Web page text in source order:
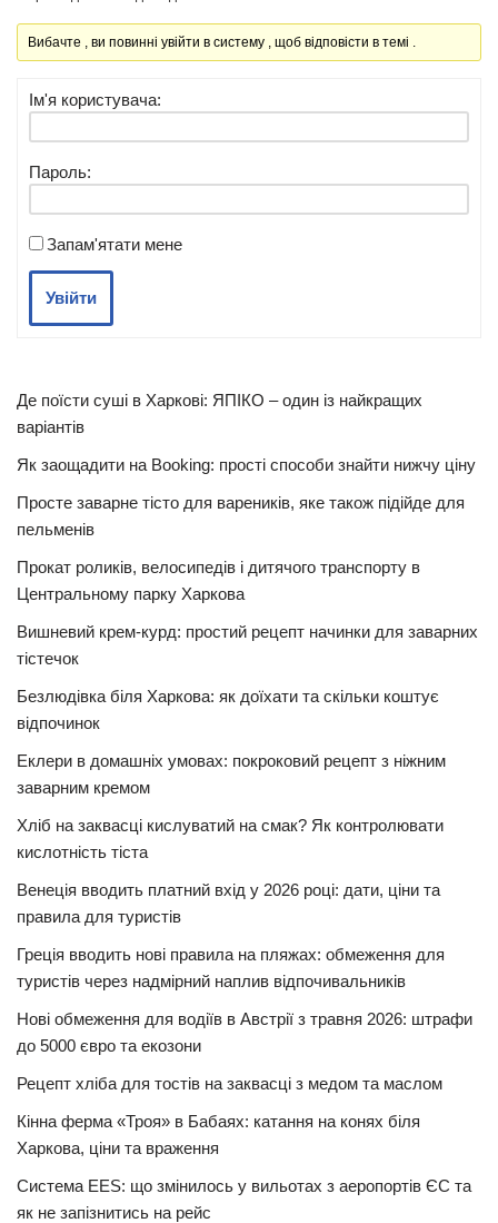
Вибачте , ви повинні увійти в систему , щоб відповісти в темі .
Ім'я користувача:
Пароль:
Запам'ятати мене
Увійти
Де поїсти суші в Харкові: ЯПІКО – один із найкращих
варіантів
Як заощадити на Booking: прості способи знайти нижчу ціну
Просте заварне тісто для вареників, яке також підійде для
пельменів
Прокат роликів, велосипедів і дитячого транспорту в
Центральному парку Харкова
Вишневий крем-курд: простий рецепт начинки для заварних
тістечок
Безлюдівка біля Харкова: як доїхати та скільки коштує
відпочинок
Еклери в домашніх умовах: покроковий рецепт з ніжним
заварним кремом
Хліб на заквасці кислуватий на смак? Як контролювати
кислотність тіста
Венеція вводить платний вхід у 2026 році: дати, ціни та
правила для туристів
Греція вводить нові правила на пляжах: обмеження для
туристів через надмірний наплив відпочивальників
Нові обмеження для водіїв в Австрії з травня 2026: штрафи
до 5000 євро та екозони
Рецепт хліба для тостів на заквасці з медом та маслом
Кінна ферма «Троя» в Бабаях: катання на конях біля
Харкова, ціни та враження
Система EES: що змінилось у вильотах з аеропортів ЄС та
як не запізнитись на рейс